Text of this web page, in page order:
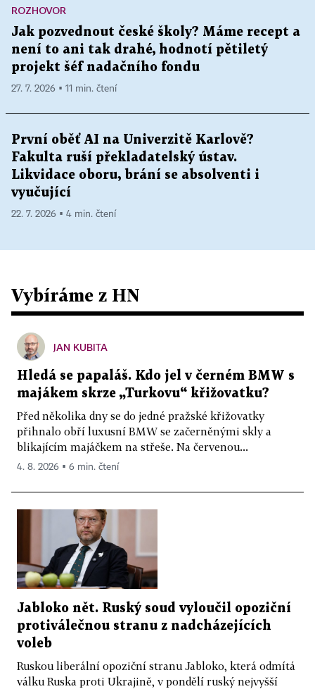
ROZHOVOR
Jak pozvednout české školy? Máme recept a
není to ani tak drahé, hodnotí pětiletý
projekt šéf nadačního fondu
27. 7. 2026 ▪ 11 min. čtení
První oběť AI na Univerzitě Karlově?
Fakulta ruší překladatelský ústav.
Likvidace oboru, brání se absolventi i
vyučující
22. 7. 2026 ▪ 4 min. čtení
Vybíráme z HN
JAN KUBITA
Hledá se papaláš. Kdo jel v černém BMW s
majákem skrze „Turkovu“ křižovatku?
Před několika dny se do jedné pražské křižovatky
přihnalo obří luxusní BMW se začerněnými skly a
blikajícím majáčkem na střeše. Na červenou...
4. 8. 2026 ▪ 6 min. čtení
Jabloko nět. Ruský soud vyloučil opoziční
protiválečnou stranu z nadcházejících
voleb
Ruskou liberální opoziční stranu Jabloko, která odmítá
válku Ruska proti Ukrajině, v pondělí ruský nejvyšší